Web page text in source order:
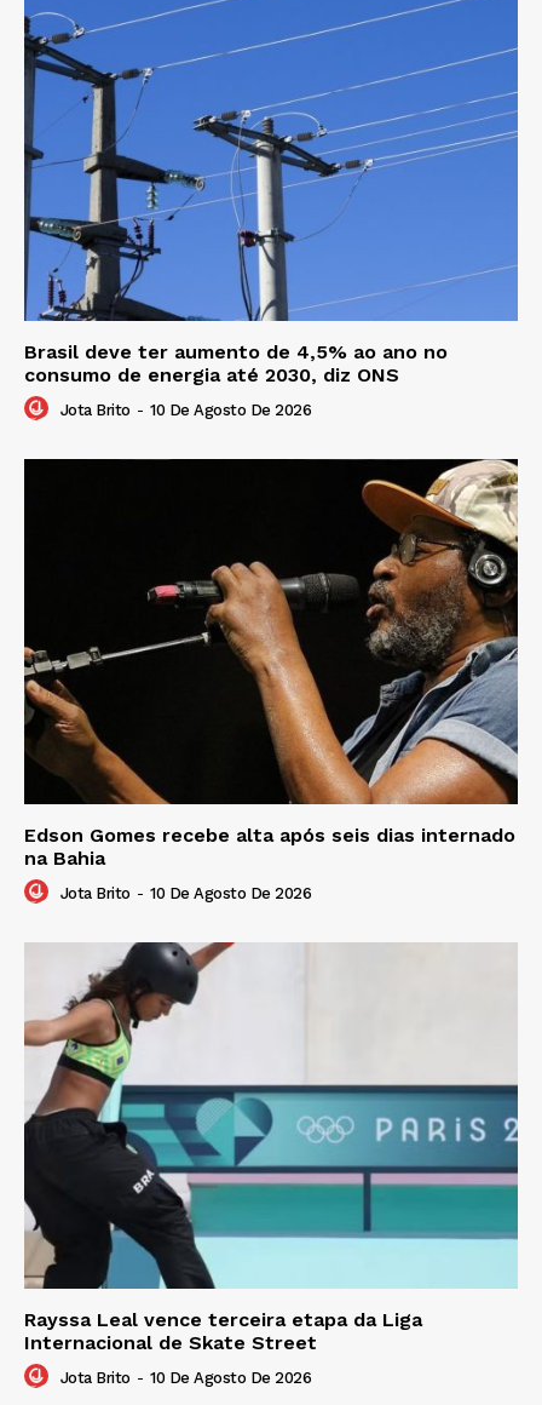
Brasil deve ter aumento de 4,5% ao ano no
consumo de energia até 2030, diz ONS
Jota Brito - 10 De Agosto De 2026
Edson Gomes recebe alta após seis dias internado
na Bahia
Jota Brito - 10 De Agosto De 2026
Rayssa Leal vence terceira etapa da Liga
Internacional de Skate Street
Jota Brito - 10 De Agosto De 2026